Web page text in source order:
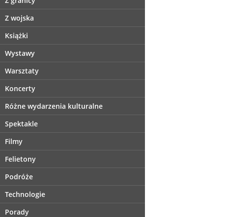
Z wojska
Książki
Wystawy
Warsztaty
Koncerty
Różne wydarzenia kulturalne
Spektakle
Filmy
Felietony
Podróże
Technologie
Porady